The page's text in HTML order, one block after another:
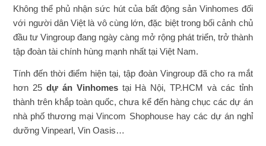
Không thể phủ nhận sức hút của bất động sản Vinhomes đối
với người dân Việt là vô cùng lớn, đặc biệt trong bối cảnh chủ
đầu tư Vingroup đang ngày càng mở rộng phát triển, trở thành
tập đoàn tài chính hùng mạnh nhất tại Việt Nam.
Tính đến thời điểm hiện tại, tập đoàn Vingroup đã cho ra mắt
hơn 25dự án Vinhomestại Hà Nội, TP.HCM và các tỉnh
thành trên khắp toàn quốc, chưa kể đến hàng chục các dự án
nhà phố thương mại Vincom Shophouse hay các dự án nghỉ
dưỡng Vinpearl, Vin Oasis…